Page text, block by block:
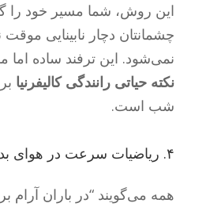
این روش، شما مسیر خود را
چشمانتان دچار نابینایی
نمی‌شود. این ترفند ساده اما
نکته حیاتی رانندگی کالیفرنیا
شب است.
۴. ریاضیات سرعت در هوای بد
همه می‌گویند “در باران آرام